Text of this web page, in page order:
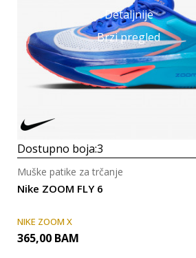
Detaljnije
Brzi pregled
Dostupno boja:3
Nike ZOOM FLY 6
Muške patike za trčanje
NIKE ZOOM X
365,00 BAM